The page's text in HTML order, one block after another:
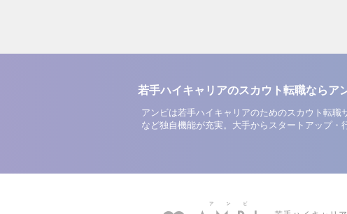
若手ハイキャリアのスカウト転職ならア
アンビは若手ハイキャリアのためのスカウト転
など独自機能が充実。大手からスタートアップ・